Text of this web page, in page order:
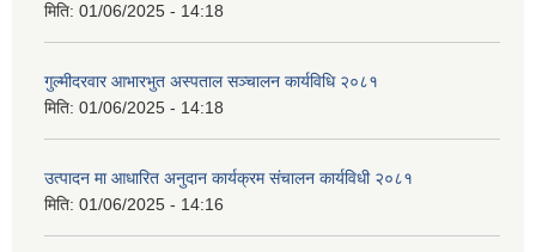
मिति: 01/06/2025 - 14:18
गुल्मीदरवार आभारभुत अस्पताल सञ्चालन कार्यविधि २०८१
मिति: 01/06/2025 - 14:18
उत्पादन मा आधारित अनुदान कार्यक्रम संचालन कार्यविधी २०८१
मिति: 01/06/2025 - 14:16